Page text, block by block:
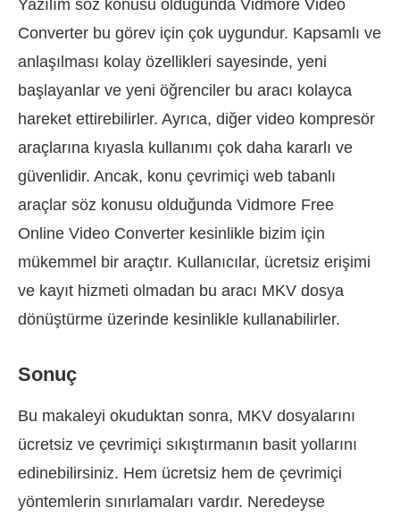
Yazılım söz konusu olduğunda Vidmore Video
Converter bu görev için çok uygundur. Kapsamlı ve
anlaşılması kolay özellikleri sayesinde, yeni
başlayanlar ve yeni öğrenciler bu aracı kolayca
hareket ettirebilirler. Ayrıca, diğer video kompresör
araçlarına kıyasla kullanımı çok daha kararlı ve
güvenlidir. Ancak, konu çevrimiçi web tabanlı
araçlar söz konusu olduğunda Vidmore Free
Online Video Converter kesinlikle bizim için
mükemmel bir araçtır. Kullanıcılar, ücretsiz erişimi
ve kayıt hizmeti olmadan bu aracı MKV dosya
dönüştürme üzerinde kesinlikle kullanabilirler.
Sonuç
Bu makaleyi okuduktan sonra, MKV dosyalarını
ücretsiz ve çevrimiçi sıkıştırmanın basit yollarını
edinebilirsiniz. Hem ücretsiz hem de çevrimiçi
yöntemlerin sınırlamaları vardır. Neredeyse